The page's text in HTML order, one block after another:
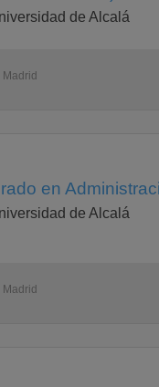
de Alcalá
en
de Alcalá